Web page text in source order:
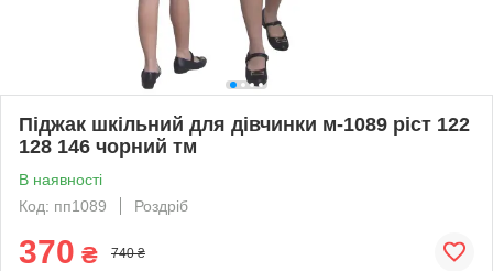
Піджак шкільний для дівчинки м-1089 ріст 122
128 146 чорний тм
В наявності
Код: пп1089
Роздріб
370 ₴ 740 ₴